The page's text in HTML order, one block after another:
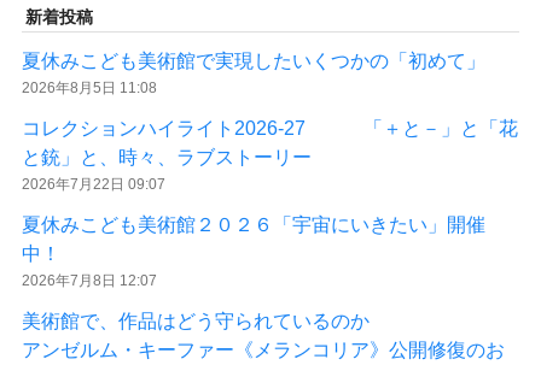
新着投稿
夏休みこども美術館で実現したいくつかの「初めて」
2026年8月5日 11:08
コレクションハイライト2026-27 「＋と－」と「花
と銃」と、時々、ラブストーリー
2026年7月22日 09:07
夏休みこども美術館２０２６「宇宙にいきたい」開催
中！
2026年7月8日 12:07
美術館で、作品はどう守られているのか
アンゼルム・キーファー《メランコリア》公開修復のお